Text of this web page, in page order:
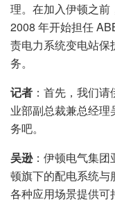
理。在加入伊顿之前
2008 年开始担任
责电力系统变电站保
务。
记者 ：首先，我们
业部副总裁兼总经
务吧。
吴逊：伊顿电气集团
顿旗下的配电系统
各种应用场景提供可